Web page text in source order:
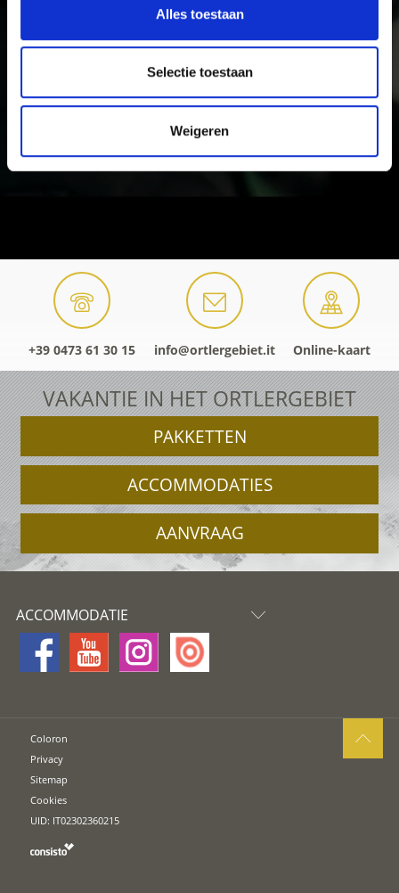
Alles toestaan
Selectie toestaan
Weigeren
+39 0473 61 30 15 info@ortlergebiet.it Online-kaart
VAKANTIE IN HET ORTLERGEBIET
PAKKETTEN
ACCOMMODATIES
AANVRAAG
ACCOMMODATIE
Coloron
Privacy
Sitemap
Cookies
UID: IT02302360215